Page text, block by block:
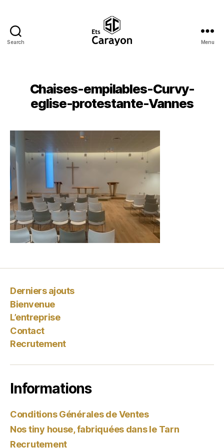
Search Menu
Chaises-empilables-Curvy-
eglise-protestante-Vannes
Derniers ajouts
Bienvenue
L’entreprise
Contact
Recrutement
Informations
Conditions Générales de Ventes
Nos tiny house, fabriquées dans le Tarn
Recrutement